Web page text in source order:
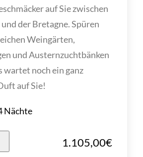
auf Sie zwischen
der Bretagne. Spüren
Weingärten,
und Austernzuchtbänken
wartet noch ein ganz
auf Sie!
Nächte
1.105,00€